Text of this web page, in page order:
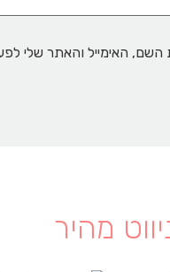
האימייל והאתר שלי
מהיר